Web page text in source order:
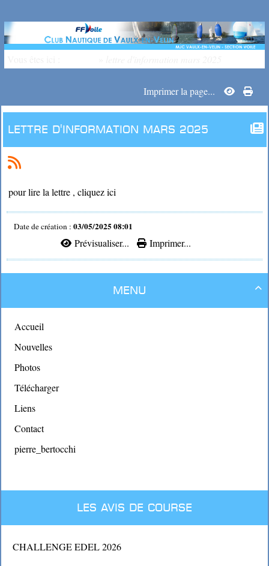
Imprimer la page...

Menu
Accueil
Nouvelles
Photos
Télécharger
Liens
Contact
pierre_bertocchi
Les avis de course
CHALLENGE EDEL 2026
lettre d'information mars 2025
pour lire la lettre , cliquez ici
Date de création : 03/05/2025 08:01
Prévisualiser... Imprimer...